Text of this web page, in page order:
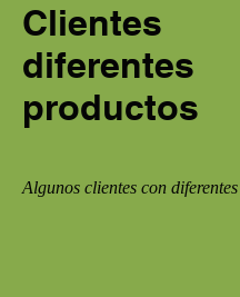
Clientes
diferentes
productos
Algunos clientes con